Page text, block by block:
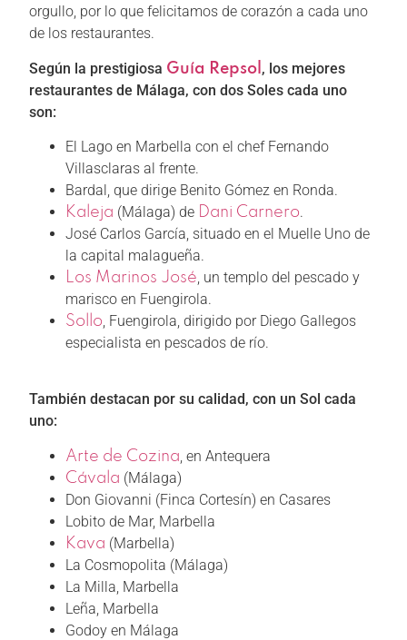
orgullo, por lo que felicitamos de corazón a cada uno
de los restaurantes.
Según la prestigiosa Guía Repsol , los mejores
restaurantes de Málaga, con dos Soles cada uno
son:
El Lago en Marbella con el chef Fernando
Villasclaras al frente.
Bardal, que dirige Benito Gómez en Ronda.
Kaleja (Málaga) de Dani Carnero.
José Carlos García, situado en el Muelle Uno de
la capital malagueña.
Los Marinos José, un templo del pescado y
marisco en Fuengirola.
Sollo, Fuengirola, dirigido por Diego Gallegos
especialista en pescados de río.
También destacan por su calidad, con un Sol cada
uno:
Arte de Cozina , en Antequera
Cávala (Málaga)
Don Giovanni (Finca Cortesín) en Casares
Lobito de Mar, Marbella
Kava (Marbella)
La Cosmopolita (Málaga)
La Milla, Marbella
Leña, Marbella
Godoy en Málaga